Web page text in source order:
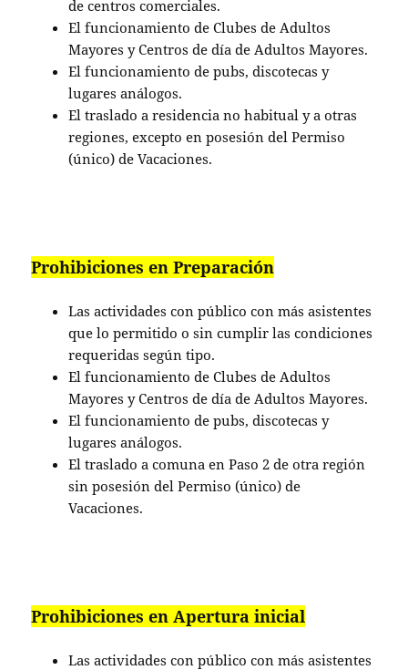
de centros comerciales.
El funcionamiento de Clubes de Adultos
Mayores y Centros de día de Adultos Mayores.
El funcionamiento de pubs, discotecas y
lugares análogos.
El traslado a residencia no habitual y a otras
regiones, excepto en posesión del Permiso
(único) de Vacaciones.
Prohibiciones en Preparación
Las actividades con público con más asistentes
que lo permitido o sin cumplir las condiciones
requeridas según tipo.
El funcionamiento de Clubes de Adultos
Mayores y Centros de día de Adultos Mayores.
El funcionamiento de pubs, discotecas y
lugares análogos.
El traslado a comuna en Paso 2 de otra región
sin posesión del Permiso (único) de
Vacaciones.
Prohibiciones en Apertura inicial
Las actividades con público con más asistentes